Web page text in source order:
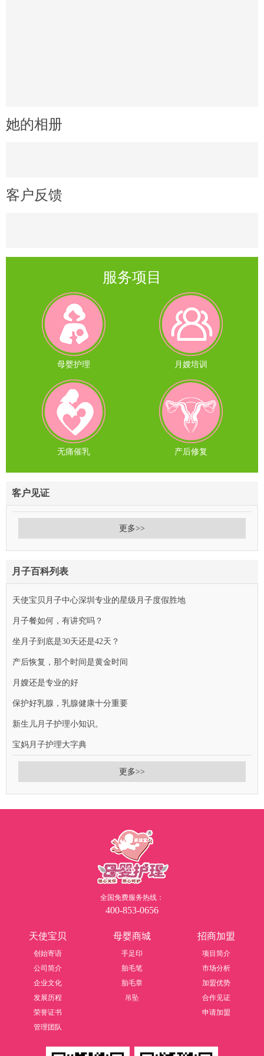
她的相册
客户反馈
服务项目
母婴护理 月嫂培训
无痛催乳 产后修复
客户见证
更多>>
月子百科列表
天使宝贝月子中心深圳专业的星级月子度假胜地
月子餐如何，有讲究吗？
坐月子到底是30天还是42天？
产后恢复，那个时间是黄金时间
月嫂还是专业的好
保护好乳腺，乳腺健康十分重要
新生儿月子护理小知识。
宝妈月子护理大字典
更多>>
全国免费服务热线：
400-853-0656
天使宝贝
创始寄语
公司简介
企业文化
发展历程
荣誉证书
管理团队
母婴商城
手足印
胎毛笔
胎毛章
吊坠
招商加盟
项目简介
市场分析
加盟优势
合作见证
申请加盟